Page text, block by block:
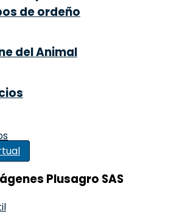
de ordeño
del Animal
Plusagro SAS